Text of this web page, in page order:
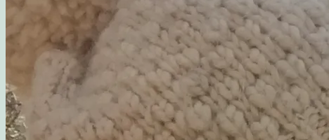
Samarbejde
Workshop: Planlæg en børnefødselsdag
Blog
Kategorier
Madværksted
Børn i køkkenet
Opskrifter
Opskrift: Sommersalat med røget laks og friske hindbær!